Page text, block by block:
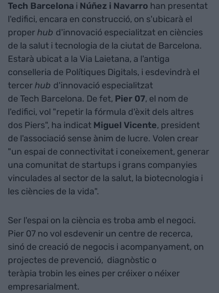
Tech Barcelona i Núñez i Navarro han presentat
l'edifici, encara en construcció, on s'ubicarà el
properhub d'innovació especialitzat en ciències
de la salut i tecnologia de la ciutat de Barcelona.
Estarà ubicat a la Via Laietana, a l'antiga
conselleria de Polítiques Digitals, i esdevindrà el
tercerhub d'innovació especialitzat
de Tech Barcelona. De fet, Pier 07, el nom de
l'edifici, vol "repetir la fórmula d'èxit dels altres
dos Piers", ha indicat Miguel Vicente, president
de l'associació sense ànim de lucre. Volen crear
"un espai de connectivitat i coneixement, generar
una comunitat de startups i grans companyies
vinculades al sector de la salut, la biotecnologia i
les ciències de la vida".
Ser l'espai on la ciència es troba amb el negoci.
Pier 07 no vol esdevenir un centre de recerca,
sinó de creació de negocis i acompanyament, on
projectes de prevenció, diagnòstic o
teràpia trobin les eines per créixer o néixer
empresarialment.